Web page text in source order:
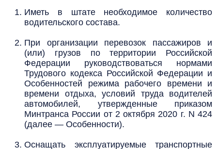
Иметь в штате необходимое количество
водительского состава.
При организации перевозок пассажиров и
(или) грузов по территории Российской
Федерации руководствоваться нормами
Трудового кодекса Российской Федерации и
Особенностей режима рабочего времени и
времени отдыха, условий труда водителей
автомобилей, утвержденные приказом
Минтранса России от 2 октября 2020 г. N 424
(далее — Особенности).
Оснащать эксплуатируемые транспортные